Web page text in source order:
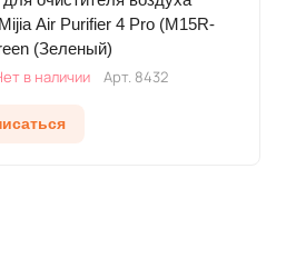
Air Purifier 4 Pro (M15R-
(Зеленый)
в наличии Арт. 8432